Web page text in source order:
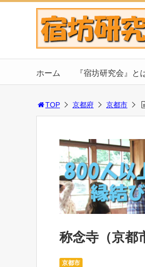
ホーム 『宿坊研究会』と
TOP 京都府 京都市
称念寺（京都
京都市